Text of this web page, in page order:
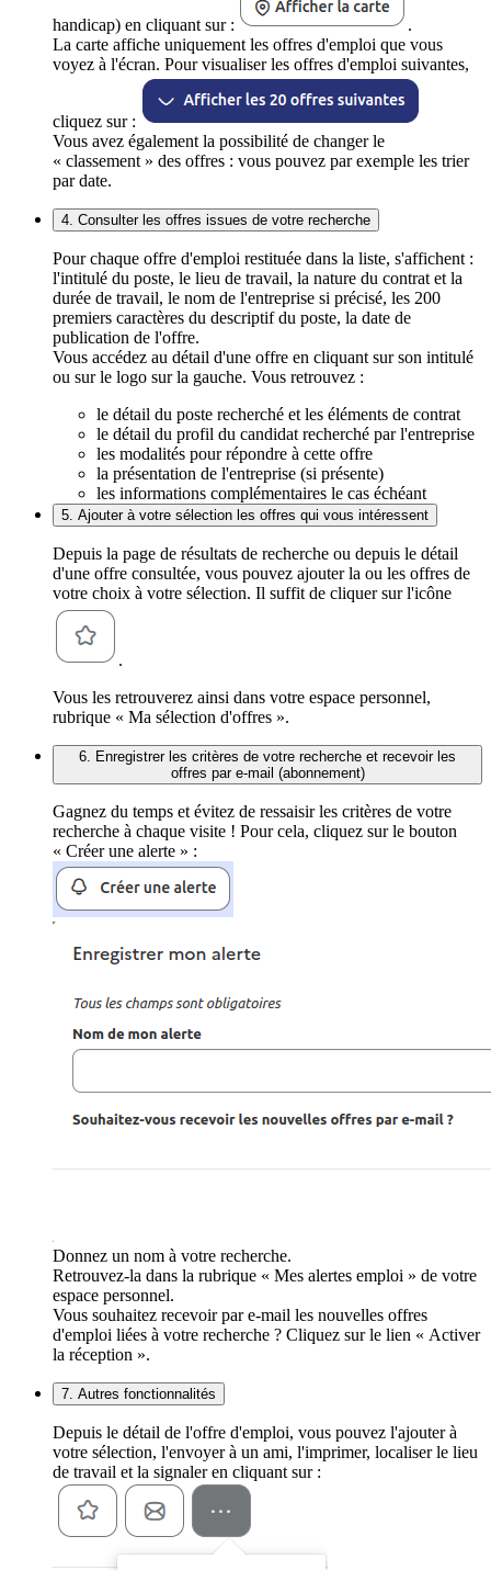
handicap) en cliquant sur :
.
La carte affiche uniquement les offres d'emploi que vous
voyez à l'écran. Pour visualiser les offres d'emploi suivantes,
cliquez sur :
Vous avez également la possibilité de changer le
« classement » des offres : vous pouvez par exemple les trier
par date.
4. Consulter les offres issues de votre recherche
Pour chaque offre d'emploi restituée dans la liste, s'affichent :
l'intitulé du poste, le lieu de travail, la nature du contrat et la
durée de travail, le nom de l'entreprise si précisé, les 200
premiers caractères du descriptif du poste, la date de
publication de l'offre.
Vous accédez au détail d'une offre en cliquant sur son intitulé
ou sur le logo sur la gauche. Vous retrouvez :
le détail du poste recherché et les éléments de contrat
le détail du profil du candidat recherché par l'entreprise
les modalités pour répondre à cette offre
la présentation de l'entreprise (si présente)
les informations complémentaires le cas échéant
5. Ajouter à votre sélection les offres qui vous intéressent
Depuis la page de résultats de recherche ou depuis le détail
d'une offre consultée, vous pouvez ajouter la ou les offres de
votre choix à votre sélection. Il suffit de cliquer sur l'icône
.
Vous les retrouverez ainsi dans votre espace personnel,
rubrique « Ma sélection d'offres ».
6. Enregistrer les critères de votre recherche et recevoir les
offres par e-mail (abonnement)
Gagnez du temps et évitez de ressaisir les critères de votre
recherche à chaque visite ! Pour cela, cliquez sur le bouton
« Créer une alerte » :
Donnez un nom à votre recherche.
Retrouvez-la dans la rubrique « Mes alertes emploi » de votre
espace personnel.
Vous souhaitez recevoir par e-mail les nouvelles offres
d'emploi liées à votre recherche ? Cliquez sur le lien « Activer
la réception ».
7. Autres fonctionnalités
Depuis le détail de l'offre d'emploi, vous pouvez l'ajouter à
votre sélection, l'envoyer à un ami, l'imprimer, localiser le lieu
de travail et la signaler en cliquant sur :